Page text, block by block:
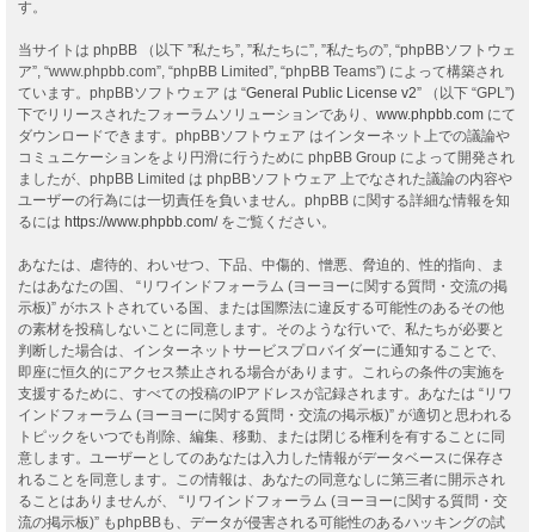
す。
当サイトは phpBB （以下 ”私たち”, ”私たちに”, ”私たちの”, “phpBBソフトウェ
ア”, “www.phpbb.com”, “phpBB Limited”, “phpBB Teams”) によって構築され
ています。phpBBソフトウェア は “General Public License v2” （以下 “GPL”)
下でリリースされたフォーラムソリューションであり、 www.phpbb.com にて
ダウンロードできます。phpBBソフトウェア はインターネット上での議論や
コミュニケーションをより円滑に行うために phpBB Group によって開発され
ましたが、phpBB Limited は phpBBソフトウェア 上でなされた議論の内容や
ユーザーの行為には一切責任を負いません。phpBB に関する詳細な情報を知
るには https://www.phpbb.com/をご覧ください。
あなたは、虐待的、わいせつ、下品、中傷的、憎悪、脅迫的、性的指向、ま
たはあなたの国、 “リワインドフォーラム (ヨーヨーに関する質問・交流の掲
示板)” がホストされている国、または国際法に違反する可能性のあるその他
の素材を投稿しないことに同意します。そのような行いで、私たちが必要と
判断した場合は、インターネットサービスプロバイダーに通知することで、
即座に恒久的にアクセス禁止される場合があります。これらの条件の実施を
支援するために、すべての投稿のIPアドレスが記録されます。あなたは “リワ
インドフォーラム (ヨーヨーに関する質問・交流の掲示板)” が適切と思われる
トピックをいつでも削除、編集、移動、または閉じる権利を有することに同
意します。ユーザーとしてのあなたは入力した情報がデータベースに保存さ
れることを同意します。この情報は、あなたの同意なしに第三者に開示され
ることはありませんが、 “リワインドフォーラム (ヨーヨーに関する質問・交
流の掲示板)” もphpBBも、データが侵害される可能性のあるハッキングの試